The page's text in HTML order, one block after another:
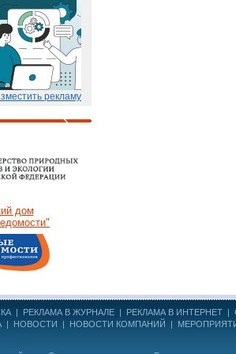
рекламу
дом
| РЕКЛАМА В ЖУРНАЛЕ | РЕКЛАМА В ИНТЕРНЕТ |
| НОВОСТИ | НОВОСТИ КОМПАНИЙ |